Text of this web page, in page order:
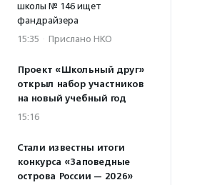
школы № 146 ищет
фандрайзера
15:35 · Прислано НКО
Проект «Школьный друг»
открыл набор участников
на новый учебный год
15:16
Стали известны итоги
конкурса «Заповедные
острова России — 2026»